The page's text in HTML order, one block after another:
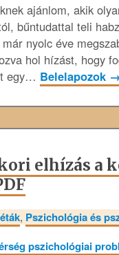
ajánlom, akik
bűntudattal teli
nyolc éve
hol hízást, hogy
egy… Belelapozok →
elhízás a
, Pszichológia és